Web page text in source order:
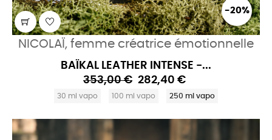
-20%
NICOLAÏ, femme créatrice émotionnelle
BAÏKAL LEATHER INTENSE -...
353,00 € 282,40 €
30 ml vapo 100 ml vapo 250 ml vapo